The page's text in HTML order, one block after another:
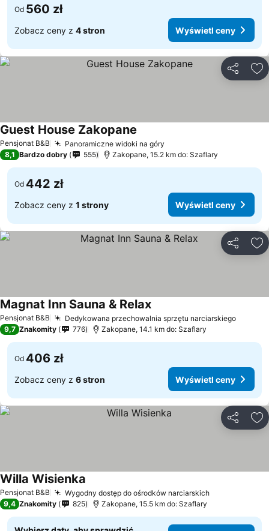
Od 560 zł
Zobacz ceny z 4 stron Wyświetl ceny
Pensjonat B&B Panoramiczne widoki na góry
Guest House Zakopane
8,1 Bardzo dobry 555 Zakopane, 15.2 km do: Szaflary
Od 442 zł
Zobacz ceny z 1 strony Wyświetl ceny
Pensjonat B&B Dedykowana przechowalnia sprzętu narciarskiego
Magnat Inn Sauna & Relax
9,7 Znakomity 776 Zakopane, 14.1 km do: Szaflary
Od 406 zł
Zobacz ceny z 6 stron Wyświetl ceny
Pensjonat B&B Wygodny dostęp do ośrodków narciarskich
Willa Wisienka
9,4 Znakomity 825 Zakopane, 15.5 km do: Szaflary